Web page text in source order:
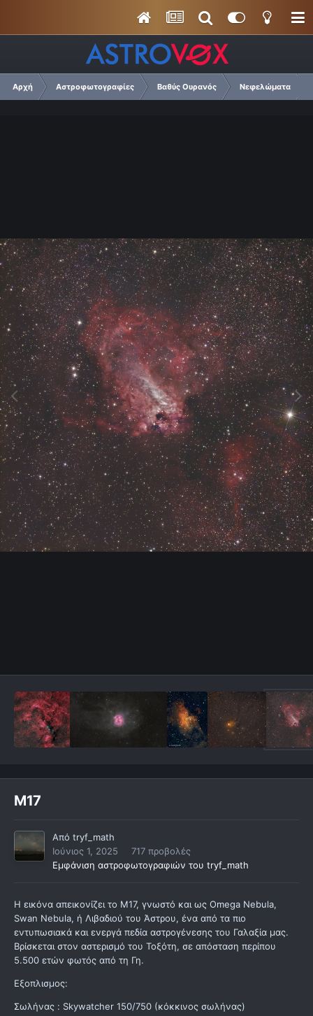
Αρχή Αστροφωτογραφίες Βαθύς Ουρανός Νεφελώματα
Μ17
Από tryf_math
Ιούνιος 1, 2025
717 προβολές
Εμφάνιση αστροφωτογραφιών του tryf_math
Η εικόνα απεικονίζει το M17, γνωστό και ως Omega Nebula,
Swan Nebula, ή Λιβαδιού του Άστρου, ένα από τα πιο
εντυπωσιακά και ενεργά πεδία αστρογένεσης του Γαλαξία μας.
Βρίσκεται στον αστερισμό του Τοξότη, σε απόσταση περίπου
5.500 ετών φωτός από τη Γη.
Εξοπλισμος:
Σωλήνας : Skywatcher 150/750 (κόκκινος σωλήνας)